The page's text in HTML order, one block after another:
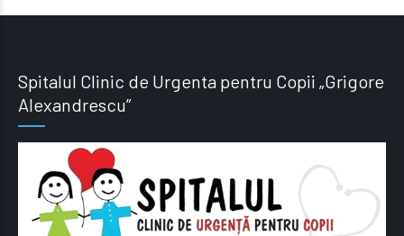
Spitalul Clinic de Urgenta pentru Copii „Grigore
Alexandrescu”